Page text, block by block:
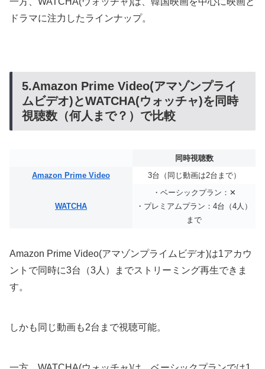
ドラマに注力したラインナップ。
5.Amazon Prime Video(アマゾンプライ
ムビデオ)とWATCHA(ウォッチャ)を同時
視聴数（何人まで？）で比較
同時視聴数
Amazon Prime Video
3台（同じ動画は2台まで）
WATCHA
・ベーシックプラン：✕
・プレミアムプラン：4台（4人）
まで
Amazon Prime Video(アマゾンプライムビデオ)は1アカウ
ントで同時に3台（3人）までストリーミング再生できま
す。
しかも同じ動画も2台まで視聴可能。